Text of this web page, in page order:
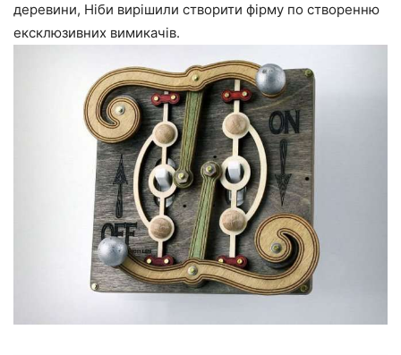
деревини, Ніби вирішили створити фірму по створенню
ексклюзивних вимикачів.